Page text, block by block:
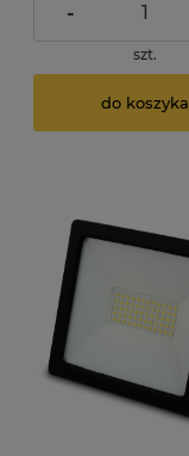
-
szt.
do koszyka